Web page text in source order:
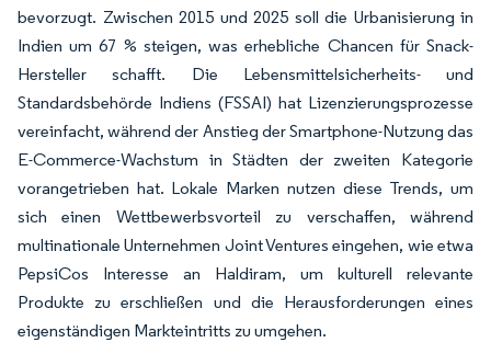
bevorzugt. Zwischen 2015 und 2025 soll die Urbanisierung in
Indien um 67 % steigen, was erhebliche Chancen für Snack-
Hersteller schafft. Die Lebensmittelsicherheits- und
Standardsbehörde Indiens (FSSAI) hat Lizenzierungsprozesse
vereinfacht, während der Anstieg der Smartphone-Nutzung das
E-Commerce-Wachstum in Städten der zweiten Kategorie
vorangetrieben hat. Lokale Marken nutzen diese Trends, um
sich einen Wettbewerbsvorteil zu verschaffen, während
multinationale Unternehmen Joint Ventures eingehen, wie etwa
PepsiCos Interesse an Haldiram, um kulturell relevante
Produkte zu erschließen und die Herausforderungen eines
eigenständigen Markteintritts zu umgehen.